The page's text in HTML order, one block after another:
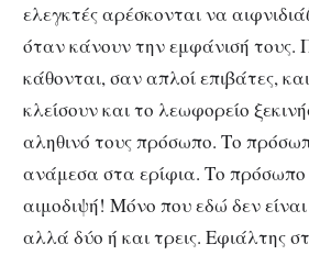
ελεγκτές αρέσκονται να
όταν κάνουν την εμφάνισή τους.
κάθονται, σαν απλοί επιβάτες,
κλείσουν και το λεωφορείο
αληθινό τους πρόσωπο. Το
ανάμεσα στα ερίφια. Το
αιμοδιψή! Μόνο που εδώ δεν
αλλά δύο ή και τρεις. Εφιάλτης